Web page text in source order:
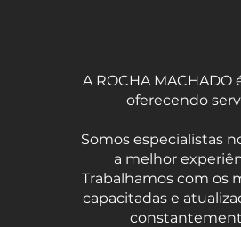
A ROCHA
oferecendo
Somos especialistas
a melhor
Trabalhamos com os
capacitadas e